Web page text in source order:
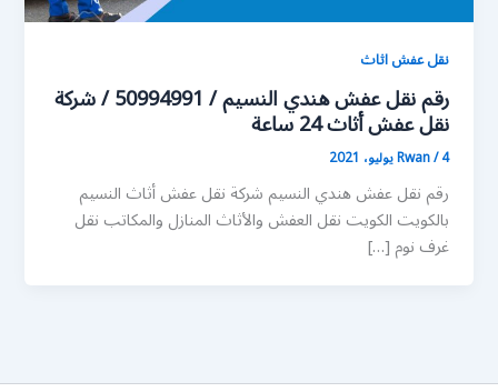
نقل عفش اثاث
رقم نقل عفش هندي النسيم / 50994991 / شركة
نقل عفش أثاث 24 ساعة
Rwan/4 يوليو، 2021
رقم نقل عفش هندي النسيم شركة نقل عفش أثاث النسيم
بالكويت الكويت نقل العفش والأثاث المنازل والمكاتب نقل
غرف نوم […]